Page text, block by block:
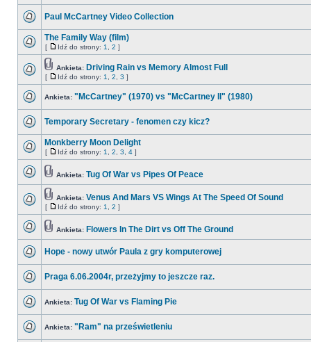
Paul McCartney Video Collection
The Family Way (film)
[ Idź do strony: 1 2 ]
Ankieta: Driving Rain vs Memory Almost Full
[ Idź do strony: 1 2 3 ]
Ankieta: "McCartney" (1970) vs "McCartney II" (1980)
Temporary Secretary - fenomen czy kicz?
Monkberry Moon Delight
[ Idź do strony: 1 2 3 4 ]
Ankieta: Tug Of War vs Pipes Of Peace
Ankieta: Venus And Mars VS Wings At The Speed Of Sound
[ Idź do strony: 1 2 ]
Ankieta: Flowers In The Dirt vs Off The Ground
Hope - nowy utwór Paula z gry komputerowej
Praga 6.06.2004r, przeżyjmy to jeszcze raz.
Ankieta: Tug Of War vs Flaming Pie
Ankieta: "Ram" na prześwietleniu